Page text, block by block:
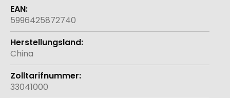
5996425872740
China
33041000